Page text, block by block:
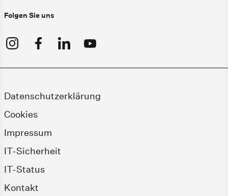
Folgen Sie uns
Datenschutzerklärung
Cookies
Impressum
IT-Sicherheit
IT-Status
Kontakt